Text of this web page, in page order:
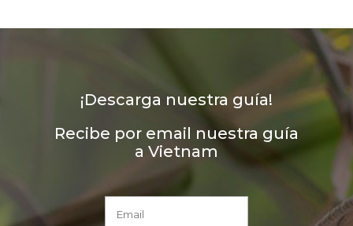
¡Descarga nuestra guía!
Recibe por email nuestra guía
a Vietnam